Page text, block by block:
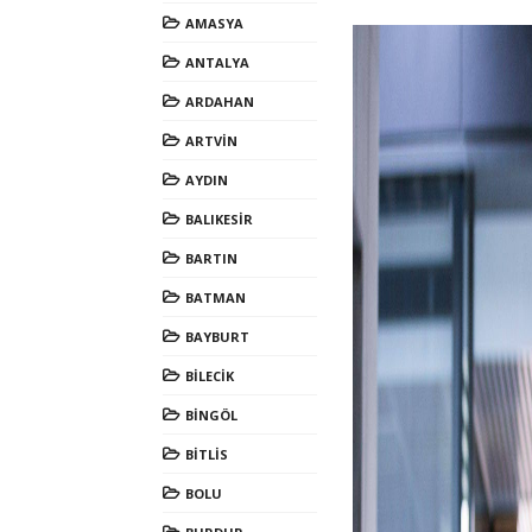
AMASYA
ANTALYA
ARDAHAN
ARTVİN
AYDIN
BALIKESİR
BARTIN
BATMAN
BAYBURT
BİLECİK
BİNGÖL
BİTLİS
BOLU